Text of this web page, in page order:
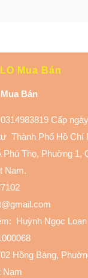
Mua Bán
Bán
Cấp
Thành Phố Hồ Chí
Thọ, Phuờng 1,
Nam.
Huỳnh Ngọc Loan
Hồng Bàng,
Nam